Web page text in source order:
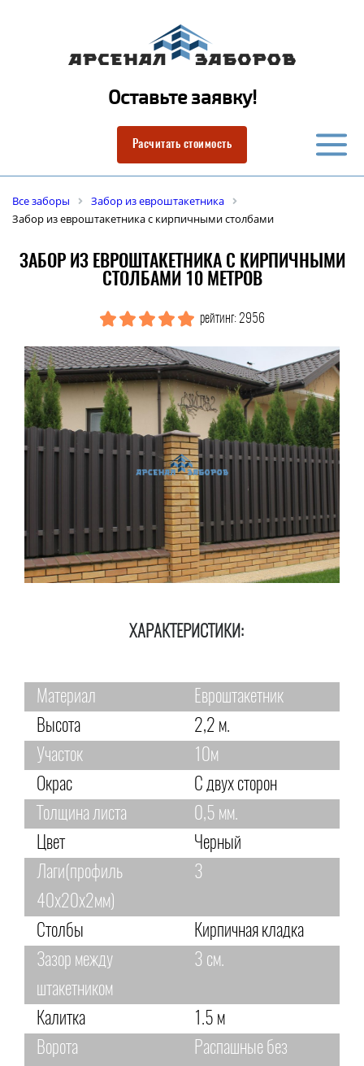
Оставьте заявку!
Расчитать стоимость
Все заборы
Забор из евроштакетника
Забор из евроштакетника с кирпичными столбами
ЗАБОР ИЗ ЕВРОШТАКЕТНИКА С КИРПИЧНЫМИ
СТОЛБАМИ 10 МЕТРОВ
рейтинг: 2956
ХАРАКТЕРИСТИКИ:
Материал
Евроштакетник
Высота
2,2 м.
Участок
10м
Окрас
С двух сторон
Толщина листа
0,5 мм.
Цвет
Черный
Лаги(профиль
40х20х2мм)
3
Столбы
Кирпичная кладка
Зазор между
штакетником
3 см.
Калитка
1.5 м
Ворота
Распашные без